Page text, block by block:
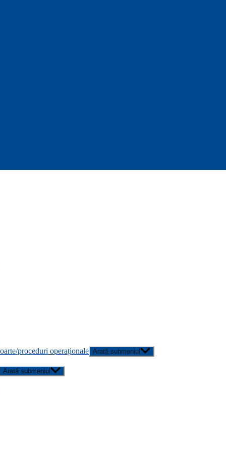
proceduri operaționale Arată submeniul
Arată submeniul